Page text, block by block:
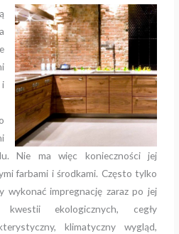
i
Nie ma więc konieczności jej
farbami i środkami. Często tylko
wykonać impregnację zaraz po jej
kwestii ekologicznych, cegły
klimatyczny wygląd,